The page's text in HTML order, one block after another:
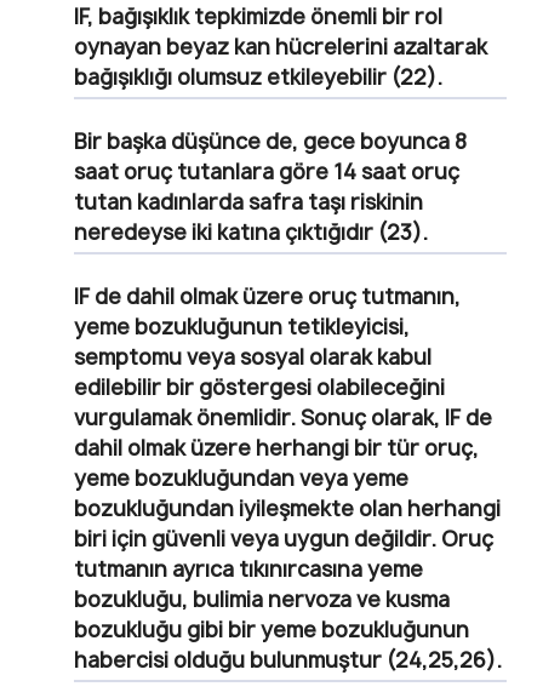
IF, bağışıklık tepkimizde önemli bir rol
oynayan beyaz kan hücrelerini azaltarak
bağışıklığı olumsuz etkileyebilir (22).
Bir başka düşünce de, gece boyunca 8
saat oruç tutanlara göre 14 saat oruç
tutan kadınlarda safra taşı riskinin
neredeyse iki katına çıktığıdır (23).
IF de dahil olmak üzere oruç tutmanın,
yeme bozukluğunun tetikleyicisi,
semptomu veya sosyal olarak kabul
edilebilir bir göstergesi olabileceğini
vurgulamak önemlidir. Sonuç olarak, IF de
dahil olmak üzere herhangi bir tür oruç,
yeme bozukluğundan veya yeme
bozukluğundan iyileşmekte olan herhangi
biri için güvenli veya uygun değildir. Oruç
tutmanın ayrıca tıkınırcasına yeme
bozukluğu, bulimia nervoza ve kusma
bozukluğu gibi bir yeme bozukluğunun
habercisi olduğu bulunmuştur (24,25,26).